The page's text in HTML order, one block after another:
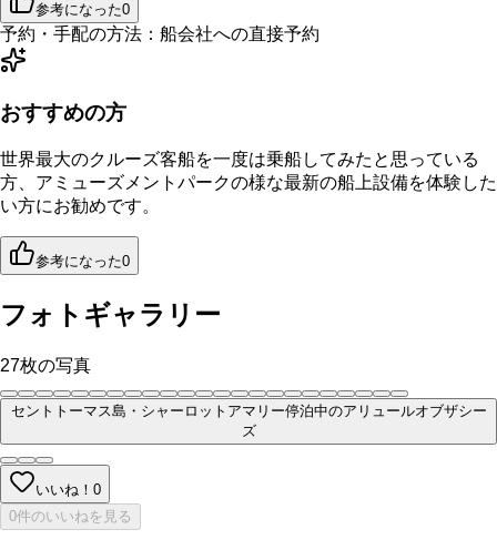
参考になった0
予約・手配の方法： 船会社への直接予約
おすすめの方
世界最大のクルーズ客船を一度は乗船してみたと思っている
方、アミューズメントパークの様な最新の船上設備を体験した
い方にお勧めです。
参考になった0
フォトギャラリー
27枚の写真
セントトーマス島・シャーロットアマリー停泊中のアリュールオブザシー
ズ
いいね！ 0
0件のいいねを見る